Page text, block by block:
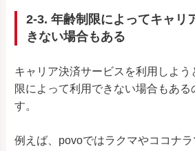
2-3. 年齢制限によってキャリ
きない場合もある
キャリア決済サービスを利用しよう
限によって利用できない場合もあ
す。
例えば、povoではラクマやココナ